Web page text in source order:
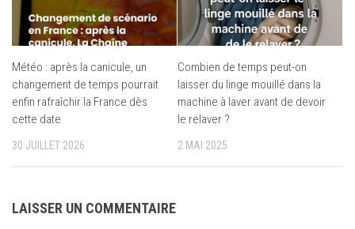
Météo : après la canicule, un
changement de temps pourrait
enfin rafraîchir la France dès
cette date
30 JUILLET 2026
Combien de temps peut-on
laisser du linge mouillé dans la
machine à laver avant de devoir
le relaver ?
2 MAI 2025
LAISSER UN COMMENTAIRE